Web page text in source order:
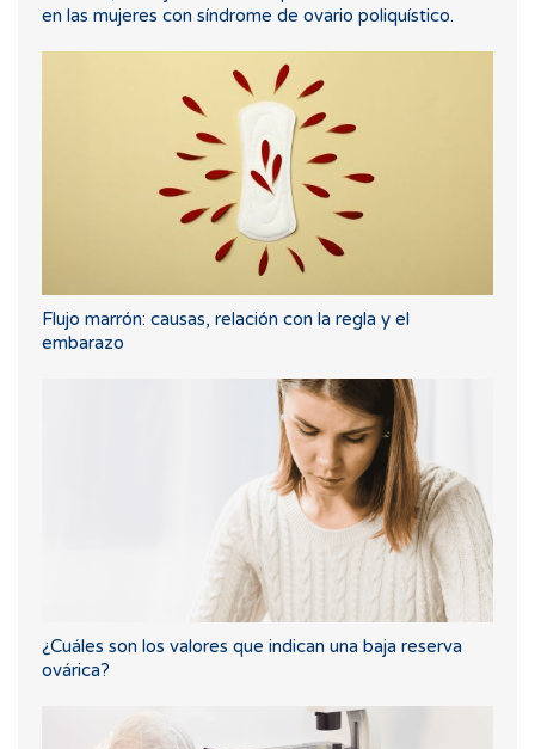
en las mujeres con síndrome de ovario poliquístico.
Flujo marrón: causas, relación con la regla y el
embarazo
¿Cuáles son los valores que indican una baja reserva
ovárica?